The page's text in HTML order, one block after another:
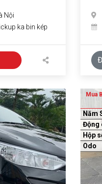
Nội
ka bin kép
Mua
Năm
Động
Hộp
Odo